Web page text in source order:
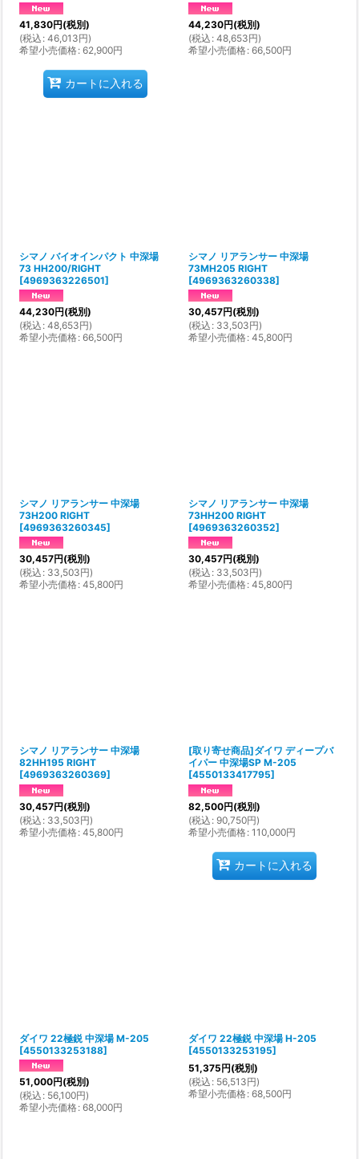
41,830円(税別)
(税込 : 46,013円)
希望小売価格: 62,900円
カートに入れる
44,230円(税別)
(税込 : 48,653円)
希望小売価格: 66,500円
シマノ バイオインパクト 中深場
73 HH200/RIGHT
[4969363226501]
44,230円(税別)
(税込 : 48,653円)
希望小売価格: 66,500円
シマノ リアランサー 中深場
73MH205 RIGHT
[4969363260338]
30,457円(税別)
(税込 : 33,503円)
希望小売価格: 45,800円
シマノ リアランサー 中深場
73H200 RIGHT
[4969363260345]
30,457円(税別)
(税込 : 33,503円)
希望小売価格: 45,800円
シマノ リアランサー 中深場
73HH200 RIGHT
[4969363260352]
30,457円(税別)
(税込 : 33,503円)
希望小売価格: 45,800円
シマノ リアランサー 中深場
82HH195 RIGHT
[4969363260369]
30,457円(税別)
(税込 : 33,503円)
希望小売価格: 45,800円
[取り寄せ商品]ダイワ ディープバ
イパー 中深場SP M-205
[4550133417795]
82,500円(税別)
(税込 : 90,750円)
希望小売価格: 110,000円
カートに入れる
ダイワ 22極鋭 中深場 M-205
[4550133253188]
51,000円(税別)
(税込 : 56,100円)
希望小売価格: 68,000円
ダイワ 22極鋭 中深場 H-205
[4550133253195]
51,375円(税別)
(税込 : 56,513円)
希望小売価格: 68,500円